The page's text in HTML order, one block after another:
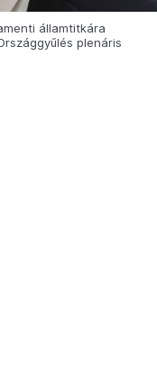
államtitkára
plenáris